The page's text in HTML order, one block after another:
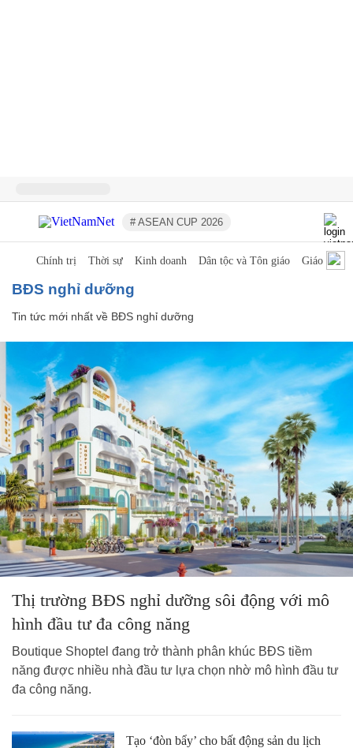
# ASEAN CUP 2026
Chính trị Thời sự Kinh doanh Dân tộc và Tôn giáo Giáo dục
BĐS nghỉ dưỡng
Tin tức mới nhất về BĐS nghỉ dưỡng
Thị trường BĐS nghỉ dưỡng sôi động với mô
hình đầu tư đa công năng
Boutique Shoptel đang trở thành phân khúc BĐS tiềm
năng được nhiều nhà đầu tư lựa chọn nhờ mô hình đầu tư
đa công năng.
Tạo ‘đòn bẩy’ cho bất động sản du lịch